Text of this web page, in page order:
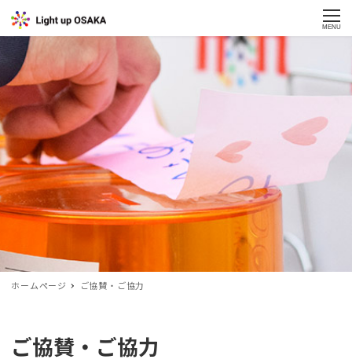
MENU
ホームページ ご協賛・ご協力
ご協賛・ご協力